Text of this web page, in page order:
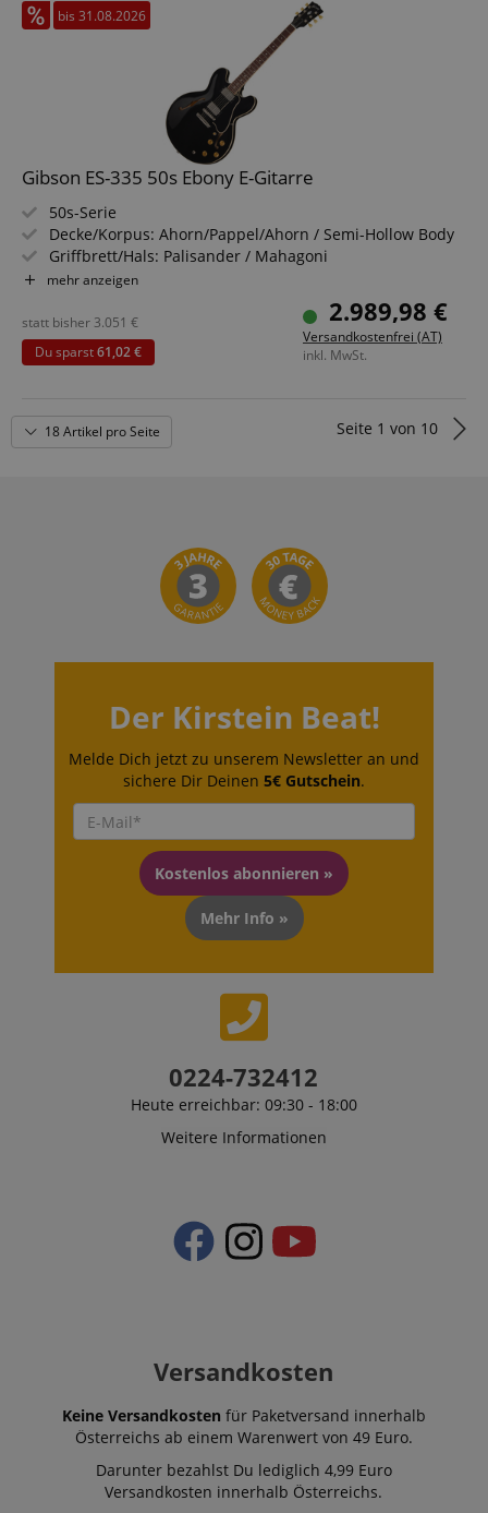
bis 31.08.2026
Gibson ES-335 50s Ebony E-Gitarre
50s-Serie
Decke/Korpus: Ahorn/Pappel/Ahorn / Semi-Hollow Body
Griffbrett/Hals: Palisander / Mahagoni
Tonabnehmer: 2x Custombucker Alnico 3 Humbucker
Farbe & Finish:, Gloss Nitrocellulose
Inklusive Hartschalenkoffer
mehr anzeigen
2.989,98 €
Versandkostenfrei (AT)
inkl. MwSt.
statt bisher 3.051 €
Du sparst61,02 €
18 Artikel pro Seite Seite 1 von 10
Der Kirstein Beat!
Melde Dich jetzt zu unserem Newsletter an und
sichere Dir Deinen 5€ Gutschein.
Kostenlos abonnieren »
Mehr Info »
0224-732412
Heute erreichbar: 09:30 - 18:00
Weitere Informationen
Versandkosten
Keine Versandkosten für Paketversand innerhalb
Österreichs ab einem Warenwert von 49 Euro.
Darunter bezahlst Du lediglich 4,99 Euro
Versandkosten innerhalb Österreichs.